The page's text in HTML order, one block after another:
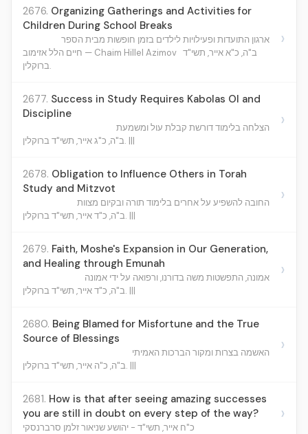
2676. Organizing Gatherings and Activities for
Children During School Breaks
ארגון התועדות ופעילויות לילדים בזמן חופשות מבית הספר
חיים הלל אזימוב — Chaim Hillel Azimov ב"ה, כ"א אייר, תשי"ד
ברוקלין.
›
2677. Success in Study Requires Kabolas Ol and
Discipline
הצלחה בלימוד דורשת קבלת עול ומשמעת
ב"ה, כ"ג אייר, תשי"ד ברוקלין. |||
›
2678. Obligation to Influence Others in Torah
Study and Mitzvot
החובה להשפיע על אחרים בלימוד תורה ובקיום מצוות
ב"ה, כ"ד אייר, תשי"ד ברוקלין. |||
›
2679. Faith, Moshe's Expansion in Our Generation,
and Healing through Emunah
אמונה, התפשטות משה בדורנו, ורפואה על ידי אמונה
ב"ה, כ"ד אייר, תשי"ד ברוקלין. |||
›
2680. Being Blamed for Misfortune and the True
Source of Blessings
האשמה בצרות ומקור הברכות האמיתי
ב"ה, כ"ה אייר, תשי"ד ברוקלין. |||
›
2681. How is that after seeing amazing successes
you are still in doubt on every step of the way?
כ"ח אייר, תשי"ד - יהושע שניאור זלמן סרברנסקי
›